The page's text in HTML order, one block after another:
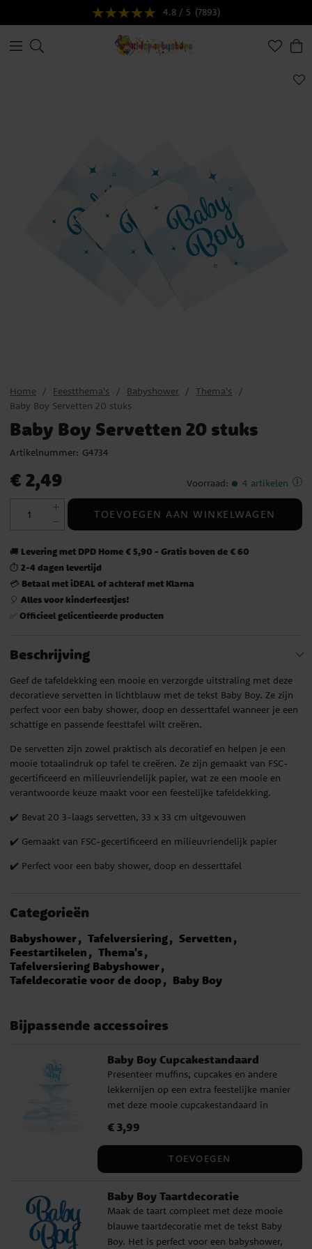
4.8 / 5 (7893)
Home Feestthema's Babyshower
Thema's
Baby Boy Servetten 20 stuks
Baby Boy Servetten 20 stuks
Artikelnummer: G4734
Prijs: € 2,49
€ 2,49 Voorraad: 4 artikelen
TOEVOEGEN AAN WINKELWAGEN
🚚 Levering met DPD Home € 5,90 - Gratis boven de € 60
⏱️ 2-4 dagen levertijd
💳 Betaal met iDEAL of achteraf met Klarna
🎈 Alles voor kinderfeestjes!
✅ Officieel gelicentieerde producten
Beschrijving
Geef de tafeldekking een mooie en verzorgde uitstraling met deze
decoratieve servetten in lichtblauw met de tekst Baby Boy. Ze zijn
perfect voor een baby shower, doop en desserttafel wanneer je een
schattige en passende feesttafel wilt creëren.
De servetten zijn zowel praktisch als decoratief en helpen je een
mooie totaalindruk op tafel te creëren. Ze zijn gemaakt van FSC-
gecertificeerd en milieuvriendelijk papier, wat ze een mooie en
verantwoorde keuze maakt voor een feestelijke tafeldekking.
✔️ Bevat 20 3-laags servetten, 33 x 33 cm uitgevouwen
✔️ Gemaakt van FSC-gecertificeerd en milieuvriendelijk papier
✔️ Perfect voor een baby shower, doop en desserttafel
Categorieën
Babyshower Tafelversiering
Servetten
Feestartikelen
Thema's
Tafelversiering Babyshower
Tafeldecoratie voor de doop
Baby Boy
Bijpassende accessoires
Baby Boy Cupcakestandaard
Presenteer muffins, cupcakes en andere
lekkernijen op een extra feestelijke manier
met deze mooie cupcakestandaard in
tekst 'Baby Boy'. Hij is perfect voor een
andere vieringen waar je een zoete en
cupcakestandaard is een decoratief detail
en maakt het tegelijkertijd gemakkelijk
om de gebakjes op een mooie manier te
presenteren. Hij is gemaakt van FSC-
Prijs:€ 3,99
€ 3,99
TOEVOEGEN
Baby Boy Taartdecoratie
Maak de taart compleet met deze mooie
blauwe taartdecoratie met de tekst Baby
Boy. Het is perfect voor een babyshower,